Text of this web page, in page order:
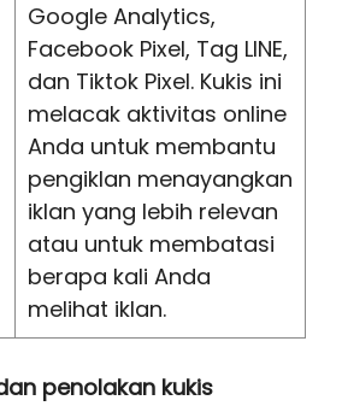
Google Analytics,
Facebook Pixel, Tag LINE,
dan Tiktok Pixel. Kukis ini
melacak aktivitas online
Anda untuk membantu
pengiklan menayangkan
iklan yang lebih relevan
atau untuk membatasi
berapa kali Anda
melihat iklan.
penolakan kukis